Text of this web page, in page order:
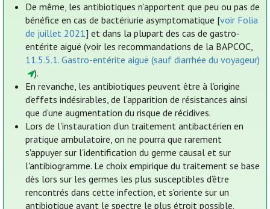
De même, les antibiotiques n’apportent que peu ou pas de
bénéfice en cas de bactériurie asymptomatique [voir Folia
de juillet 2021] et dans la plupart des cas de gastro-
entérite aiguë (voir les recommandations de la BAPCOC,
11.5.5.1. Gastro-entérite aiguë (sauf diarrhée du voyageur)
).
En revanche, les antibiotiques peuvent être à l’origine
d’effets indésirables, de l’apparition de résistances ainsi
que d’une augmentation du risque de récidives.
Lors de l'instauration d’un traitement antibactérien en
pratique ambulatoire, on ne pourra que rarement
s'appuyer sur l'identification du germe causal et sur
l'antibiogramme. Le choix empirique du traitement se base
dès lors sur les germes les plus susceptibles d’être
rencontrés dans cette infection, et s'oriente sur un
antibiotique ayant le spectre le plus étroit possible.